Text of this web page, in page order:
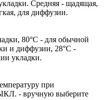
Средняя - щадящая,
для диффузии.
80°C - для обычной
и диффузии, 28°C -
укладки.
при
- вручную выберите